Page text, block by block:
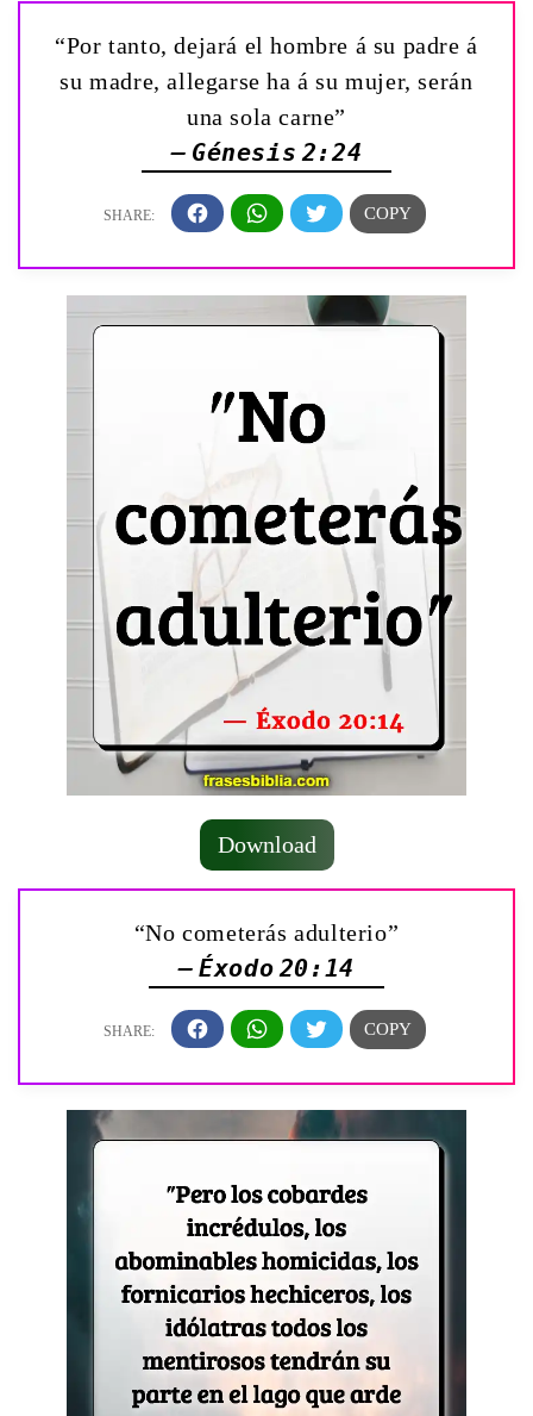
“Por tanto, dejará el hombre á su padre á
su madre, allegarse ha á su mujer, serán
una sola carne”
— Génesis 2:24
Download
“No cometerás adulterio”
— Éxodo 20:14